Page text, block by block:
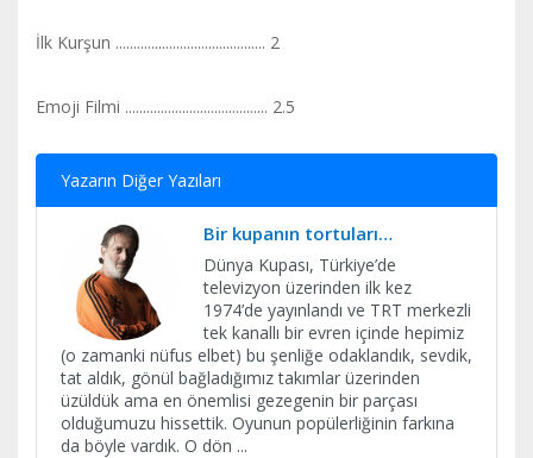
İlk Kurşun .......................................... 2
Emoji Filmi ........................................ 2.5
Yazarın Diğer Yazıları
Bir kupanın tortuları…
Dünya Kupası, Türkiye’de
televizyon üzerinden ilk kez
1974’de yayınlandı ve TRT merkezli
tek kanallı bir evren içinde hepimiz
(o zamanki nüfus elbet) bu şenliğe odaklandık, sevdik,
tat aldık, gönül bağladığımız takımlar üzerinden
üzüldük ama en önemlisi gezegenin bir parçası
olduğumuzu hissettik. Oyunun popülerliğinin farkına
da böyle vardık. O dön ...